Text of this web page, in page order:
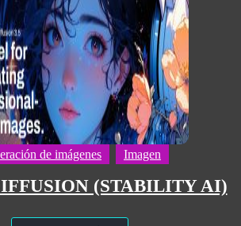
de imágenes Imagen
(STABILITY AI)